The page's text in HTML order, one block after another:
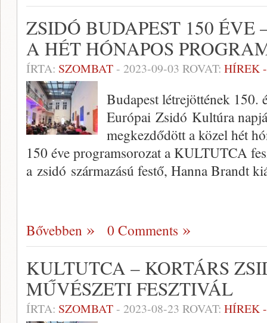
ZSIDÓ BUDAPEST 150
A HÉT HÓNAPOS
ÍRTA: SZOMBAT- 2023-09-03 ROVAT: HÍREK
Budapest létrejöttének 150.
Európai Zsidó Kultúra
megkezdődött a közel hét
150 éve programsorozat a KULTUTCA
a zsidó származású festő, Hanna Brandt
Bővebben 0 Comments
KULTUTCA – KORTÁRS
MŰVÉSZETI FESZTIVÁL
ÍRTA: SZOMBAT- 2023-08-23 ROVAT: HÍREK